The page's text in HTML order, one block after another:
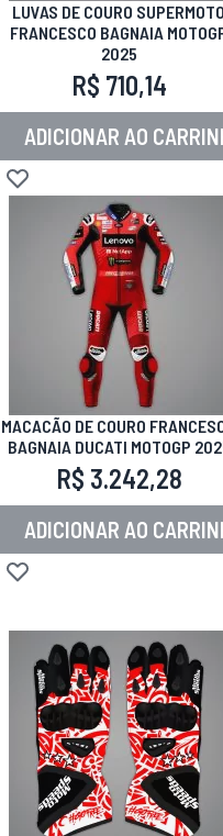
LUVAS DE COURO SUPERMOTO
FRANCESCO BAGNAIA
2025
R$ 710,14
ADICIONAR AO
Adicionar à lista de desejos
MACACÃO DE COURO
BAGNAIA DUCATI MOTOGP
R$ 3.242,28
ADICIONAR AO
Adicionar à lista de desejos